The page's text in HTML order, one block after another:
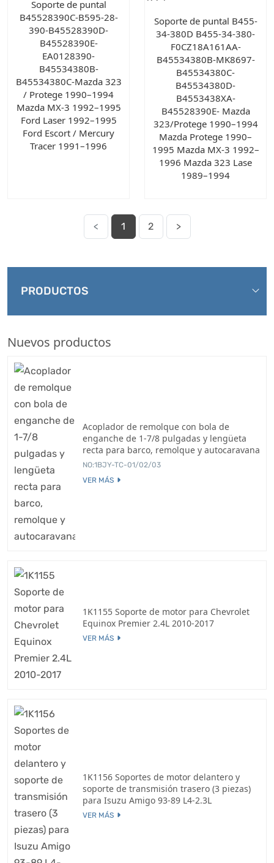
Soporte de puntal
B45528390C-B595-28-
390-B45528390D-
B45528390E-
EA0128390-
B45534380B-
B45534380C-Mazda 323
/ Protege 1990–1994
Mazda MX‑3 1992–1995
Ford Laser 1992–1995
Ford Escort / Mercury
Tracer 1991–1996
Soporte de puntal B455-
34-380D B455-34-380-
F0CZ18A161AA-
B45534380B-MK8697-
B45534380C-
B45534380D-
B4553438XA-
B45528390E- Mazda
323/Protege 1990–1994
Mazda Protege 1990–
1995 Mazda MX‑3 1992–
1996 Mazda 323 Lase
1989–1994
< 1 2 >
PRODUCTOS
Nuevos productos
Acoplador de remolque con bola de
enganche de 1-7/8 pulgadas y lengüeta
recta para barco, remolque y autocaravana
NO:1BJY-TC-01/02/03
VER MÁS
1K1155 Soporte de motor para Chevrolet
Equinox Premier 2.4L 2010-2017
VER MÁS
1K1156 Soportes de motor delantero y
soporte de transmisión trasero (3 piezas)
para Isuzu Amigo 93-89 L4-2.3L
VER MÁS